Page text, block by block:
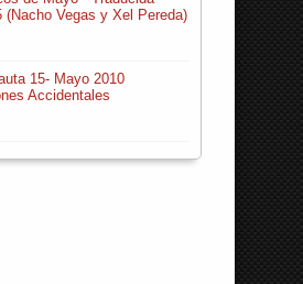
(Nacho Vegas y Xel Pereda)
15- Mayo 2010
Accidentales